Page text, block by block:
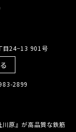
目24−13 901号
2899
原』が高品質な鉄筋